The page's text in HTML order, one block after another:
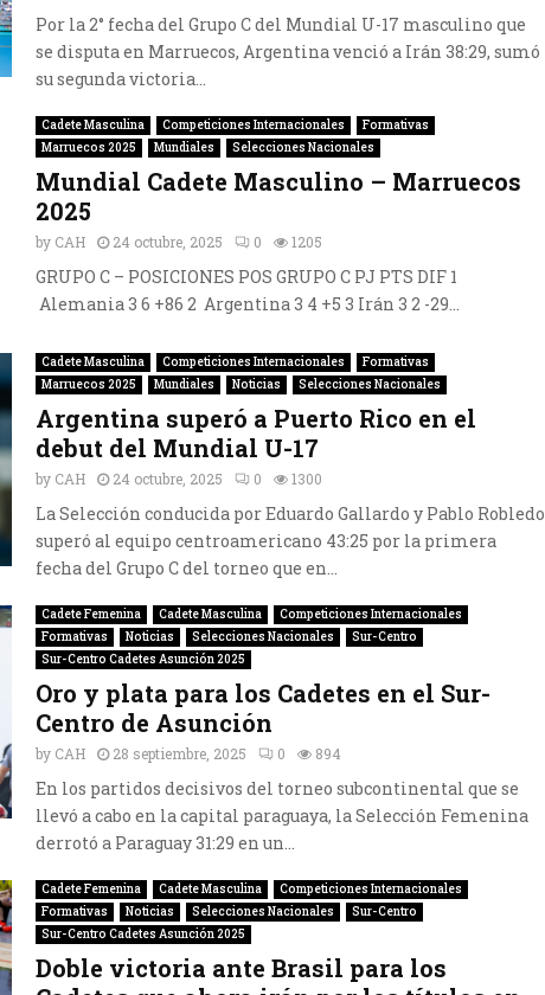
Por la 2° fecha del Grupo C del Mundial U-17 masculino que
se disputa en Marruecos, Argentina venció a Irán 38:29, sumó
su segunda victoria...
Cadete Masculina Competiciones Internacionales
Formativas
Marruecos 2025
Mundiales Selecciones Nacionales
Mundial Cadete Masculino – Marruecos
2025
by CAH 24 octubre, 2025 0 1205
GRUPO C – POSICIONES POS GRUPO C PJ PTS DIF 1
Alemania 3 6 +86 2 Argentina 3 4 +5 3 Irán 3 2 -29...
Cadete Masculina Competiciones Internacionales
Formativas
Marruecos 2025
Mundiales Noticias Selecciones Nacionales
Argentina superó a Puerto Rico en el
debut del Mundial U-17
by CAH 24 octubre, 2025 0 1300
La Selección conducida por Eduardo Gallardo y Pablo Robledo
superó al equipo centroamericano 43:25 por la primera
fecha del Grupo C del torneo que en...
Cadete Femenina Cadete Masculina
Competiciones Internacionales
Formativas
Noticias Selecciones Nacionales
Sur-Centro
Sur-Centro Cadetes Asunción 2025
Oro y plata para los Cadetes en el Sur-
Centro de Asunción
by CAH 28 septiembre, 2025 0 894
En los partidos decisivos del torneo subcontinental que se
llevó a cabo en la capital paraguaya, la Selección Femenina
derrotó a Paraguay 31:29 en un...
Cadete Femenina Cadete Masculina
Competiciones Internacionales
Formativas
Noticias Selecciones Nacionales
Sur-Centro
Sur-Centro Cadetes Asunción 2025
Doble victoria ante Brasil para los